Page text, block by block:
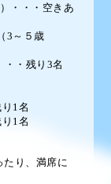
・・・空きあ
歳
・・残り3名
1名
1名
たり、満席に